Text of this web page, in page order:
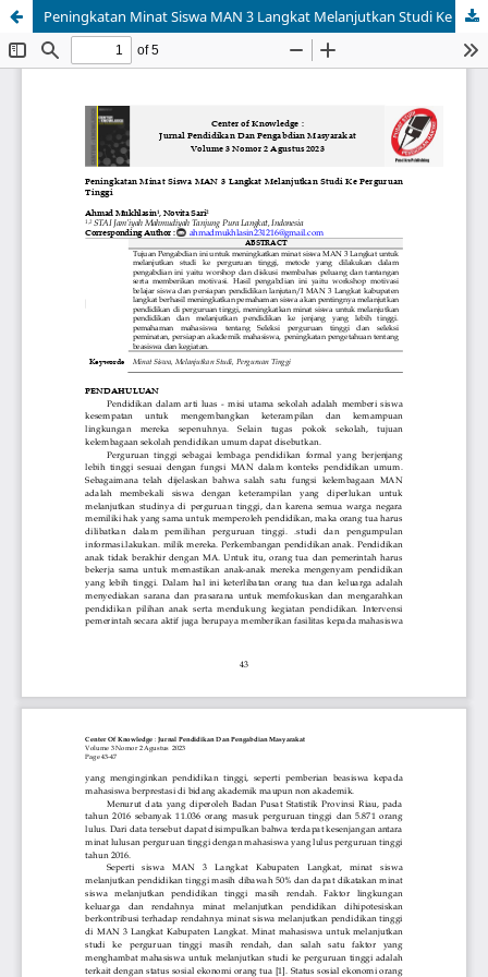
Peningkatan Minat Siswa MAN 3 Langkat Melanjutkan Studi Ke Perguruan Tinggi